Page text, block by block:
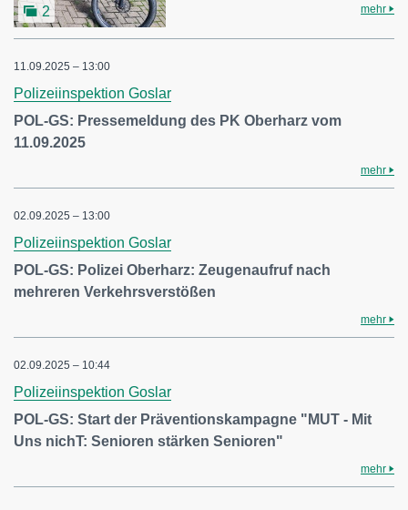
2 mehr
11.09.2025 – 13:00
Polizeiinspektion Goslar
POL-GS: Pressemeldung des PK Oberharz vom
11.09.2025
mehr
02.09.2025 – 13:00
Polizeiinspektion Goslar
POL-GS: Polizei Oberharz: Zeugenaufruf nach
mehreren Verkehrsverstößen
mehr
02.09.2025 – 10:44
Polizeiinspektion Goslar
POL-GS: Start der Präventionskampagne "MUT - Mit
Uns nichT: Senioren stärken Senioren"
mehr